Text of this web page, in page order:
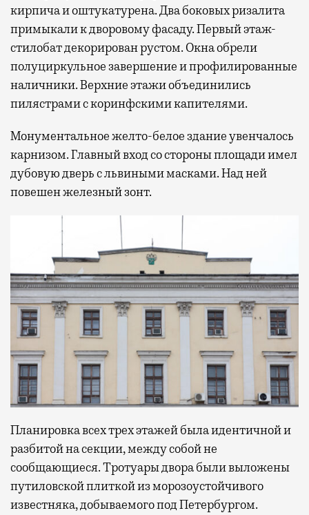
кирпича и оштукатурена. Два боковых ризалита
примыкали к дворовому фасаду. Первый этаж-
стилобат декорирован рустом. Окна обрели
полуциркульное завершение и профилированные
наличники. Верхние этажи объединились
пилястрами с коринфскими капителями.
Монументальное желто-белое здание увенчалось
карнизом. Главный вход со стороны площади имел
дубовую дверь с львиными масками. Над ней
повешен железный зонт.
Планировка всех трех этажей была идентичной и
разбитой на секции, между собой не
сообщающиеся. Тротуары двора были выложены
путиловской плиткой из морозоустойчивого
известняка, добываемого под Петербургом.